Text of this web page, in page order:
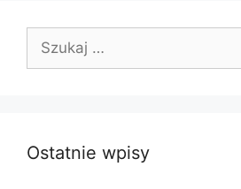
Ostatnie wpisy